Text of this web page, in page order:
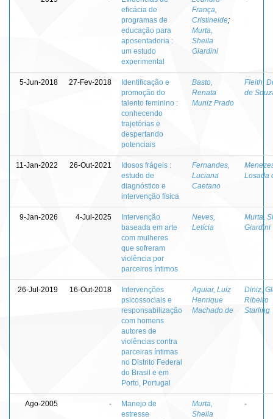
eficácia de
programas de
educação para
aposentadoria :
um estudo
experimental
França,
Cristineide;
Murta,
Sheila
Giardini
5-Jun-2018 27-Fev-2018
Identificação e
promoção do
talento feminino :
conhecendo
trajetórias e
despertando
potenciais
Basto,
Renata
Muniz Prado
Fleith,
de
11-Jan-2022 26-Out-2021
Idosos frágeis :
estudo de
diagnóstico e
intervenção física
Fernandes,
Luciana
Caetano
Losada
9-Jan-2026 4-Jul-2025
Intervenção
baseada em arte
com mulheres
que sofreram
violência por
parceiros íntimos
Neves,
Letícia
Murta,
Giardini
26-Jul-2019 16-Out-2018
Intervenções
psicossociais e
responsabilização
com homens
autores de
violências contra
parceiras íntimas
no Distrito Federal
do Brasil e em
Porto, Portugal
Aguiar, Luiz
Henrique
Machado de
Diniz,
Ribeiro
Starling
Ago-2005 -
Manejo de
estresse
Murta,
Sheila
-